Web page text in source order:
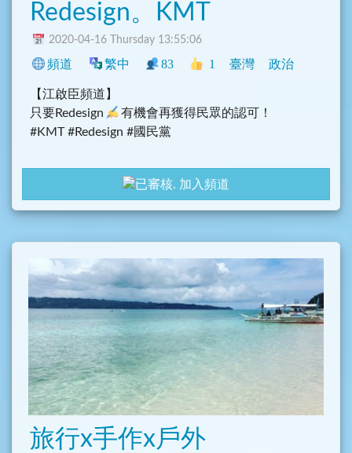
Redesign。KMT
2020-04-16 Thursday 13:55:06
頻道 繁中 83 1 臺灣 政治
【江啟臣頻道】
只要Redesign
有機會再獲得民眾的認可！
#KMT #Redesign #國民黨
國民黨改革之餘，更需要集結所有力量，不讓
國
家社稷毀於歹心人之手，理性、中庸、民生依然是我
們的DNA，路線需要手牽手ㄧ起走出來，不能只等撿
加入頻道
旅行x手作x戶外